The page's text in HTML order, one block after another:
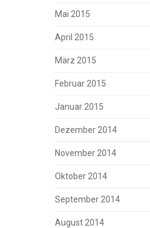
Mai 2015
April 2015
März 2015
Februar 2015
Januar 2015
Dezember 2014
November 2014
Oktober 2014
September 2014
August 2014